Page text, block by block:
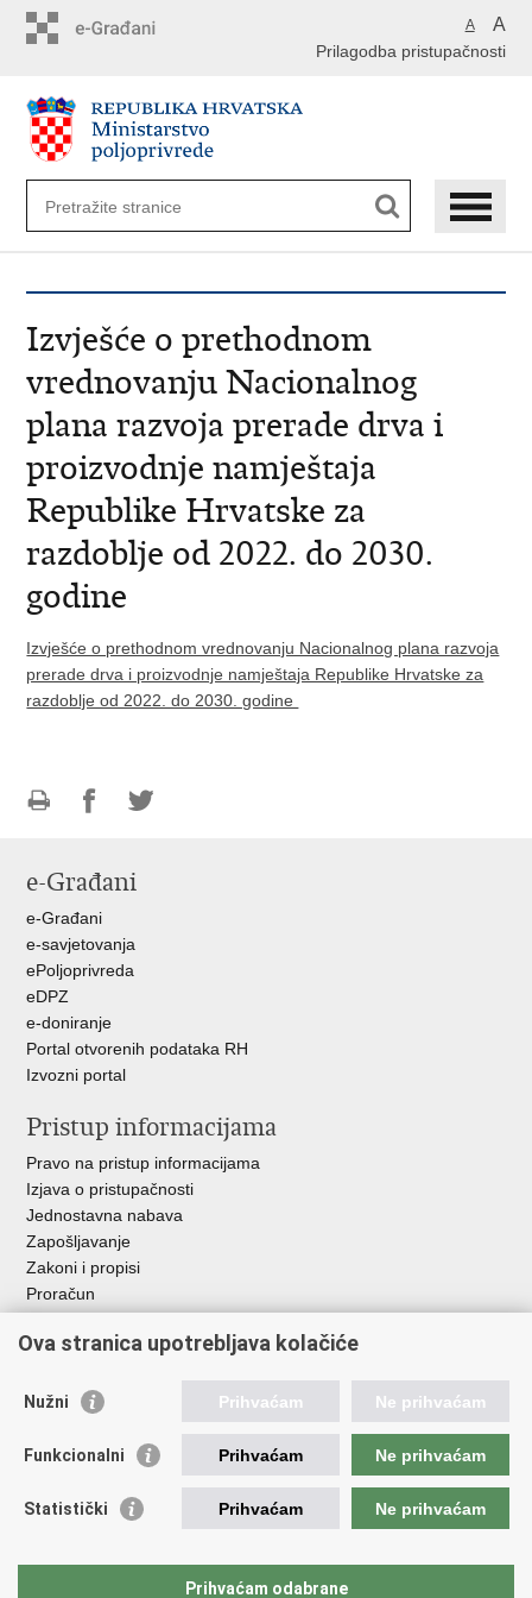
A A
Prilagodba pristupačnosti
Izvješće o prethodnom
vrednovanju Nacionalnog
plana razvoja prerade drva i
proizvodnje namještaja
Republike Hrvatske za
razdoblje od 2022. do 2030.
godine
Izvješće o prethodnom vrednovanju Nacionalnog plana razvoja
prerade drva i proizvodnje namještaja Republike Hrvatske za
razdoblje od 2022. do 2030. godine
FacebookuTwitteru
e-Građani
e-Građani
e-savjetovanja
ePoljoprivreda
eDPZ
e-doniranje
Portal otvorenih podataka RH
Izvozni portal
Pristup informacijama
Pravo na pristup informacijama
Izjava o pristupačnosti
Jednostavna nabava
Zapošljavanje
Zakoni i propisi
Proračun
RH
Važne poveznice
Hrvatska agencija za poljoprivredu i hranu
Agencija za plaćanja u poljoprivredi, ribarstvu i ruralnom
razvoju
Hrvatske šume
Pučka pravobraniteljica
Ova stranica upotrebljava kolačiće
Nužni Prihvaćam Ne prihvaćam
Funkcionalni Prihvaćam Ne prihvaćam
Statistički Prihvaćam Ne prihvaćam
Prihvaćam odabrane